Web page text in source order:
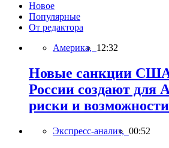
Новое
Популярные
От редактора
Америка, 12:32
Новые санкции
России создают для
риски и возможности
Экспресс-анализ, 00:52